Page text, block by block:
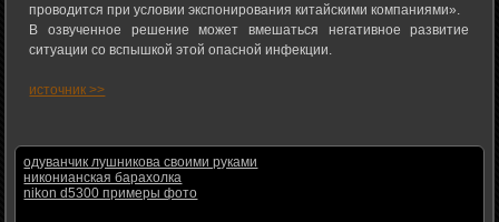
проводится при условии экспонирования китайскими компаниями».
В озвученное решение может вмешаться негативное развитие
ситуации со вспышкой этой опасной инфекции.
источник >>
одуванчик лушникова своими руками
никонианская барахолка
nikon d5300 примеры фото